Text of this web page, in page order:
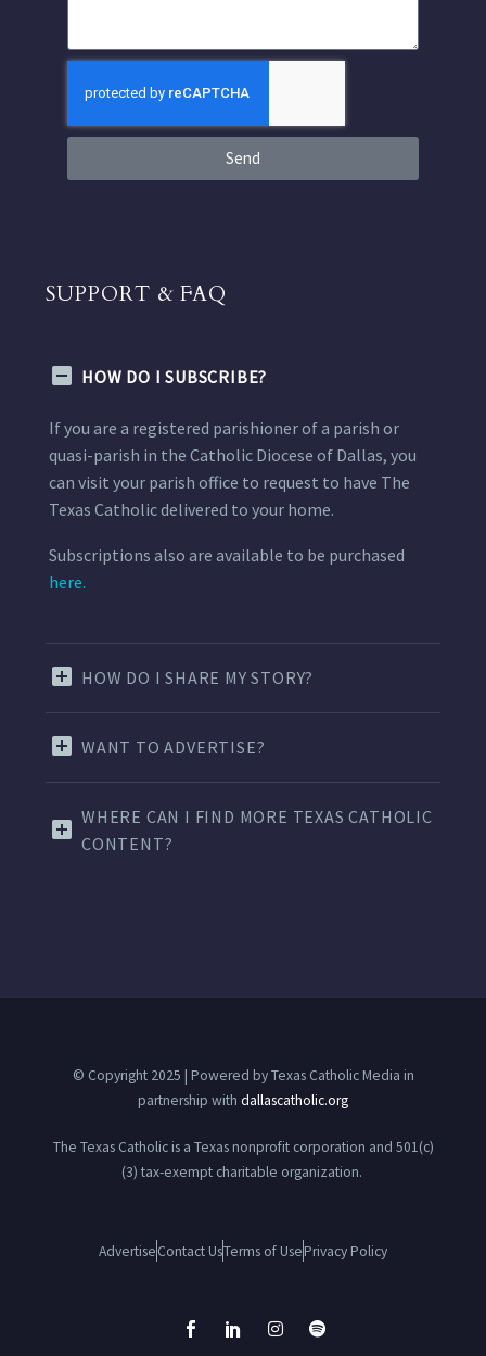
Send
SUPPORT & FAQ
HOW DO I SUBSCRIBE?
If you are a registered parishioner of a parish or
quasi-parish in the Catholic Diocese of Dallas, you
can visit your parish office to request to have The
Texas Catholic delivered to your home.
Subscriptions also are available to be purchased
here.
HOW DO I SHARE MY STORY?
WANT TO ADVERTISE?
WHERE CAN I FIND MORE TEXAS CATHOLIC
CONTENT?
© Copyright 2025 | Powered by Texas Catholic Media in
partnership with dallascatholic.org
The Texas Catholic is a Texas nonprofit corporation and 501(c)
(3) tax-exempt charitable organization.
AdvertiseContact UsTerms of UsePrivacy Policy